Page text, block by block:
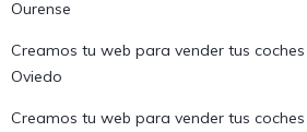
Ourense
Creamos tu web para vender tus
Oviedo
Creamos tu web para vender tus